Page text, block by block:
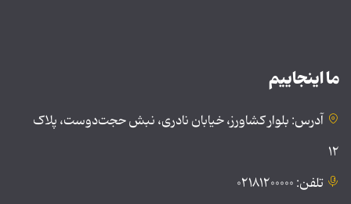
ما اینجاییم
آدرس: بلوار کشاورز، خیابان نادری، نبش حجت‌دوست، پلاک
۱۲
تلفن: ۰۲۱۸۱۲۰۰۰۰۰